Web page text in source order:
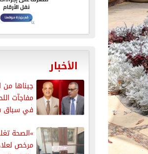
الأخبار
جبناها من
مفاجآت
في سباق
مرخص